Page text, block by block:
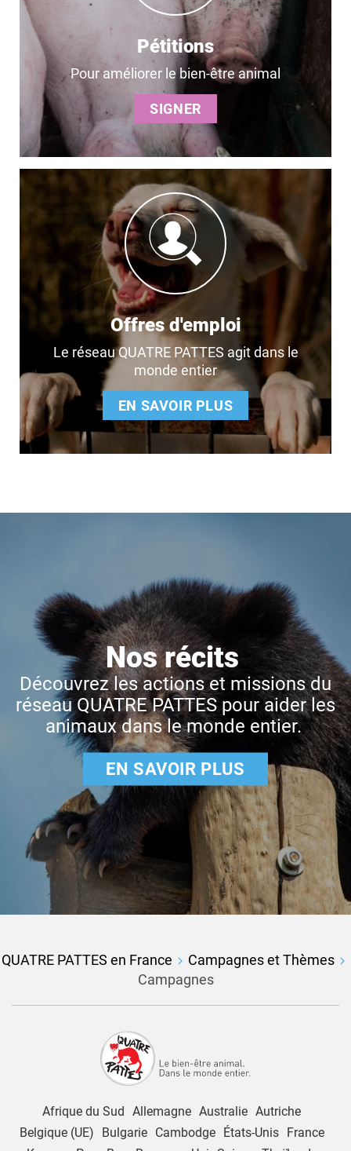
Pétitions
Pour améliorer le bien-être animal
SIGNER
Offres d'emploi
Le réseau QUATRE PATTES agit dans le
monde entier
EN SAVOIR PLUS
Nos récits
Découvrez les actions et missions du
réseau QUATRE PATTES pour aider les
animaux dans le monde entier.
EN SAVOIR PLUS
QUATRE PATTES en France
Campagnes et Thèmes
Campagnes
Afrique du Sud Allemagne Australie Autriche
Belgique (UE)
Bulgarie Cambodge États-Unis
France